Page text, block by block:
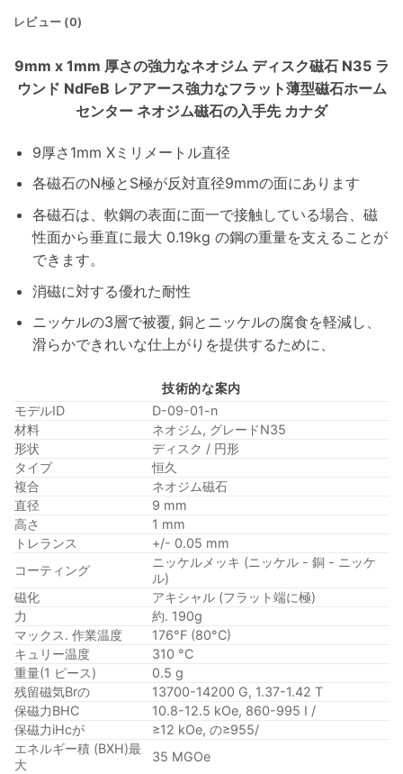
レビュー (0)
9mm x 1mm 厚さの強力なネオジム ディスク磁石 N35 ラ
ウンド NdFeB レアアース強力なフラット薄型磁石ホーム
センター ネオジム磁石の入手先 カナダ
9厚さ1mm Xミリメートル直径
各磁石のN極とS極が反対直径9mmの面にあります
各磁石は、軟鋼の表面に面一で接触している場合、磁
性面から垂直に最大 0.19kg の鋼の重量を支えることが
できます。
消磁に対する優れた耐性
ニッケルの3層で被覆, 銅とニッケルの腐食を軽減し、
滑らかできれいな仕上がりを提供するために、
技術的な案内
モデルID
D-09-01-n
材料
ネオジム, グレードN35
形状
ディスク / 円形
タイプ
恒久
複合
ネオジム磁石
直径
9 mm
高さ
1 mm
トレランス
+/- 0.05 mm
コーティング
ニッケルメッキ (ニッケル - 銅 - ニッケ
ル)
磁化
アキシャル (フラット端に極)
力
約. 190g
マックス. 作業温度
176°F (80°C)
キュリー温度
310 °C
重量(1 ピース)
0.5 g
残留磁気Brの
13700-14200 G, 1.37-1.42 T
保磁力BHC
10.8-12.5 kOe, 860-995 I /
保磁力iHcが
≥12 kOe, の≥955/
エネルギー積 (BXH)最
大
35 MGOe